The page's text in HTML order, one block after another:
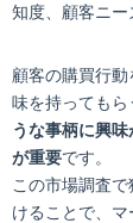
知度、顧客ニー
顧客の購買行
味を持っても
うな事柄に興
が重要です。
この市場調査
けることで、